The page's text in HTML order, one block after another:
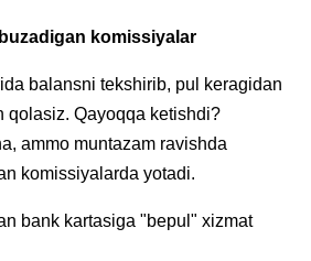
komissiyalar
balansni tekshirib, pul keragidan
qolasiz. Qayoqqa ketishdi?
ammo muntazam ravishda
komissiyalarda yotadi.
bank kartasiga "bepul" xizmat